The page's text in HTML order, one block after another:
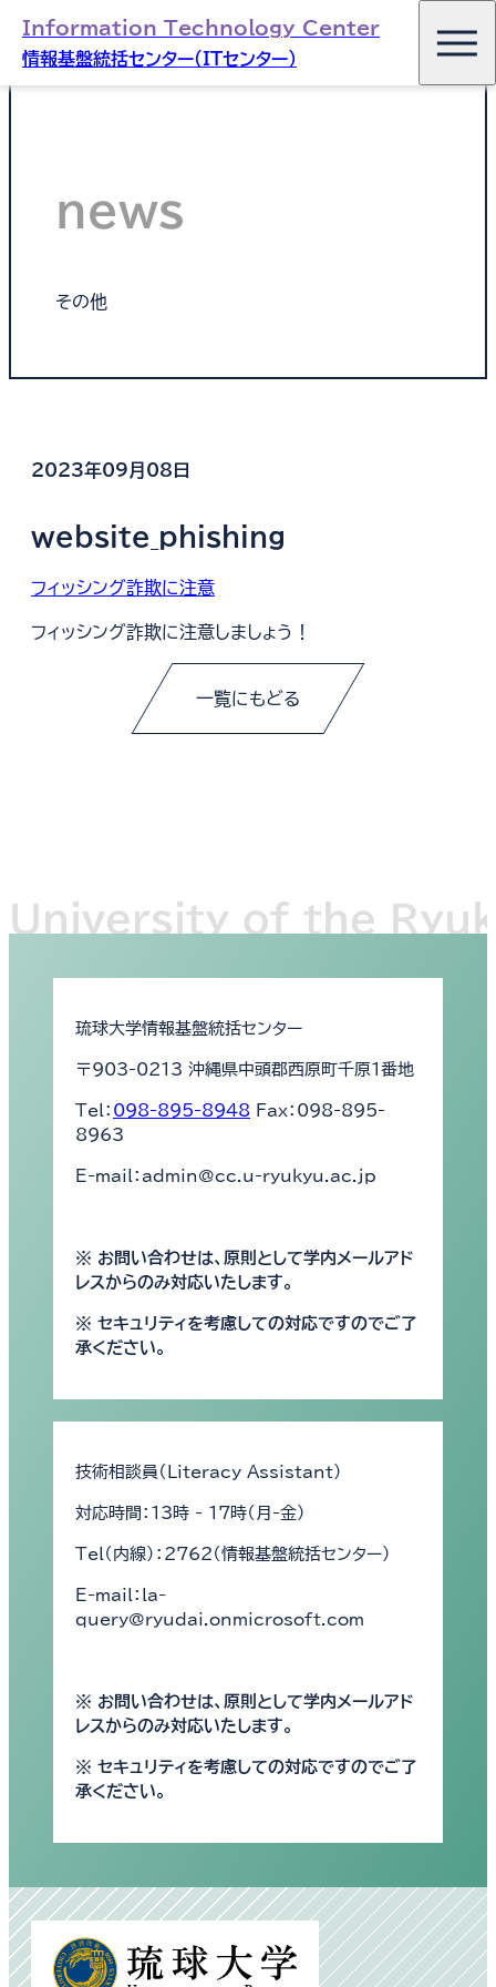
Information Technology Center
情報基盤統括センター（ITセンター）
news
その他
2023年09月08日
website_phishing
フィッシング詐欺に注意
フィッシング詐欺に注意しましょう！
一覧にもどる
琉球大学情報基盤統括センター
〒903-0213 沖縄県中頭郡西原町千原1番地
Tel： 098-895-8948 Fax：098-895-
8963
E-mail：admin@cc.u-ryukyu.ac.jp
※ お問い合わせは、原則として学内メールアド
レスからのみ対応いたします。
※ セキュリティを考慮しての対応ですのでご了
承ください。
技術相談員（Literacy Assistant）
対応時間：13時 - 17時（月-金）
Tel（内線）：2762（情報基盤統括センター）
E-mail：la-
query@ryudai.onmicrosoft.com
※ お問い合わせは、原則として学内メールアド
レスからのみ対応いたします。
※ セキュリティを考慮しての対応ですのでご了
承ください。